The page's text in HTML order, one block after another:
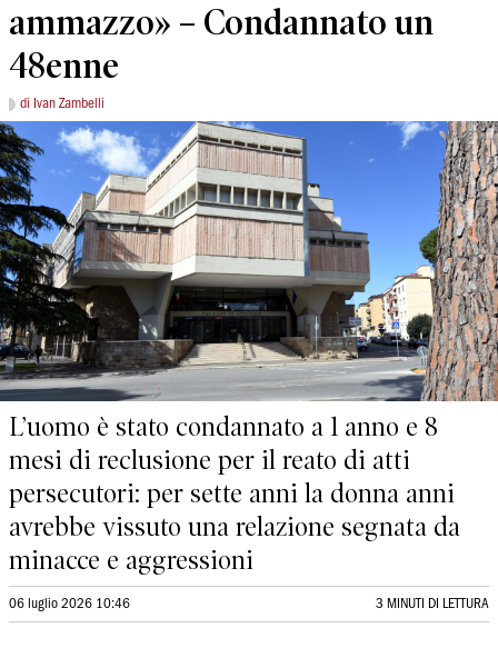
ammazzo» – Condannato un
48enne
di Ivan Zambelli
L’uomo è stato condannato a 1 anno e 8
mesi di reclusione per il reato di atti
persecutori: per sette anni la donna anni
avrebbe vissuto una relazione segnata da
minacce e aggressioni
06 luglio 2026 10:46 3 MINUTI DI LETTURA